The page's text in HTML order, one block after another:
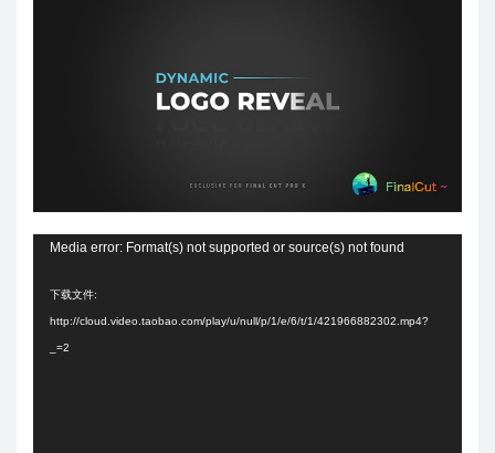
Media error: Format(s) not supported or source(s) not found
下载文件:
http://cloud.video.taobao.com/play/u/null/p/1/e/6/t/1/421966882302.mp4?
_=2